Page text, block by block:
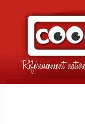
Référencement